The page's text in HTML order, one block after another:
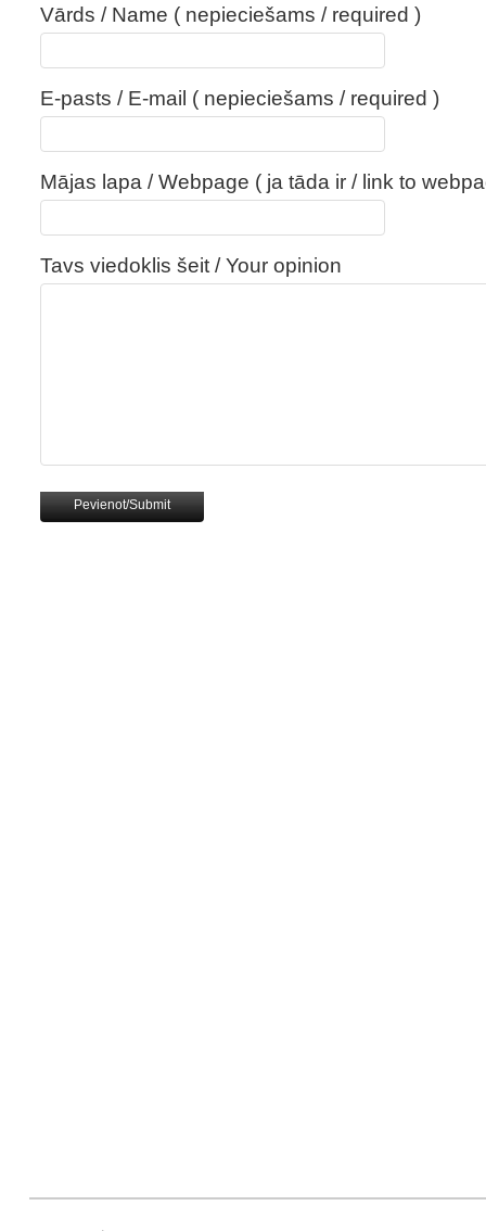
Vārds / Name ( nepieciešams / required )
E-pasts / E-mail ( nepieciešams / required )
Mājas lapa / Webpage ( ja tāda ir / link to
Tavs viedoklis šeit / Your opinion